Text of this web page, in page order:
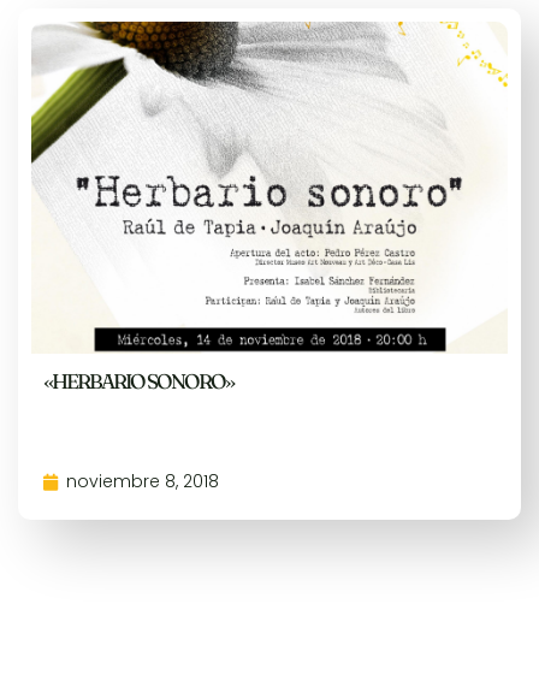
«HERBARIO SONORO»
noviembre 8, 2018